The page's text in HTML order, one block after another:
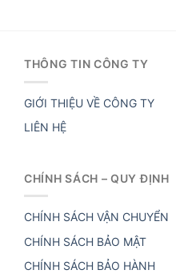
THÔNG TIN CÔNG TY
GIỚI THIỆU VỀ CÔNG TY
LIÊN HỆ
CHÍNH SÁCH – QUY ĐỊNH
CHÍNH SÁCH VẬN CHUYỂN
CHÍNH SÁCH BẢO MẬT
CHÍNH SÁCH BẢO HÀNH